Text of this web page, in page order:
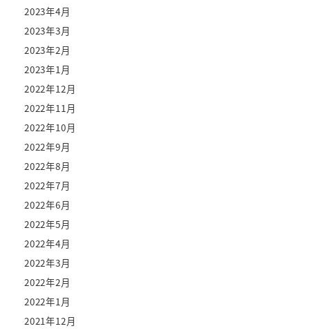
2023年4月
2023年3月
2023年2月
2023年1月
2022年12月
2022年11月
2022年10月
2022年9月
2022年8月
2022年7月
2022年6月
2022年5月
2022年4月
2022年3月
2022年2月
2022年1月
2021年12月